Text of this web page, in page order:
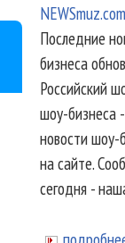
NEWSmuz.com
Последние
бизнеса
Российский
шоу-бизнеса
новости шоу-
на сайте.
сегодня -